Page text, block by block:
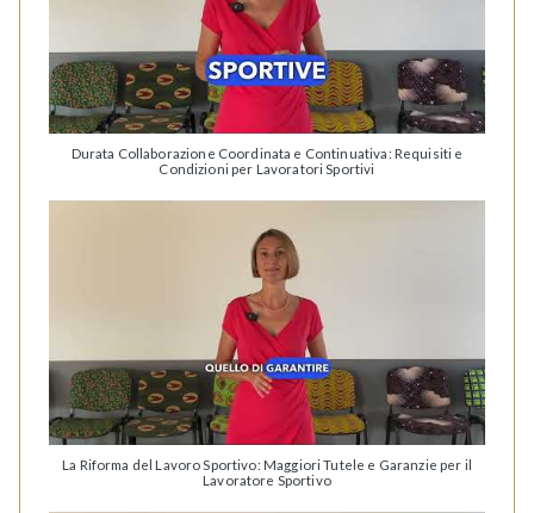
Durata Collaborazione Coordinata e Continuativa: Requisiti e
Condizioni per Lavoratori Sportivi
La Riforma del Lavoro Sportivo: Maggiori Tutele e Garanzie per il
Lavoratore Sportivo